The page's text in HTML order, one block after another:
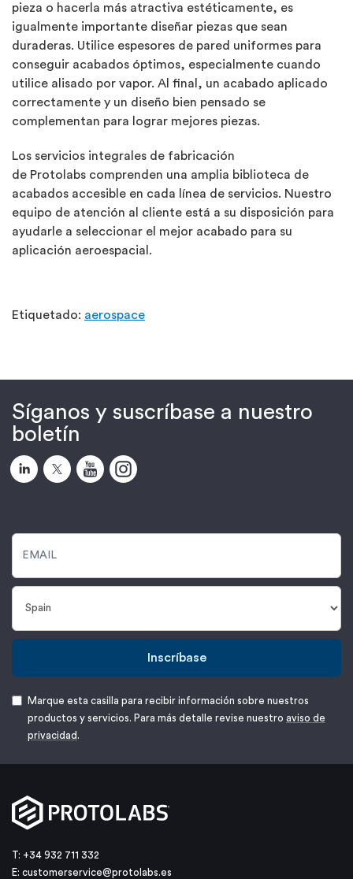
pieza o hacerla más atractiva estéticamente, es
igualmente importante diseñar piezas que sean
duraderas. Utilice espesores de pared uniformes para
conseguir acabados óptimos, especialmente cuando
utilice alisado por vapor. Al final, un acabado aplicado
correctamente y un diseño bien pensado se
complementan para lograr mejores piezas.
Los servicios integrales de fabricación
de Protolabs comprenden una amplia biblioteca de
acabados accesible en cada línea de servicios. Nuestro
equipo de atención al cliente está a su disposición para
ayudarle a seleccionar el mejor acabado para su
aplicación aeroespacial.
Etiquetado: aerospace
Síganos y suscríbase a nuestro
boletín
Inscríbase
Marque esta casilla para recibir información sobre nuestros
productos y servicios. Para más detalle revise nuestro aviso de
privacidad .
T: +34 932 711 332
E: customerservice@protolabs.es